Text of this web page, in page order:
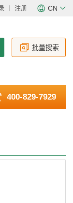
注册 CN
EN
批量搜索
400-829-7929